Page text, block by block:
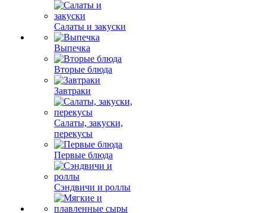
Салаты и закуски
Выпечка
Вторые блюда
Завтраки
Салаты, закуски,
перекусы
Первые блюда
Сэндвичи и роллы